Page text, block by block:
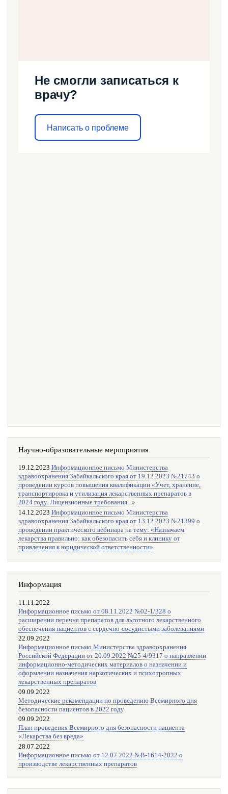
Не смогли записаться к
врачу?
Написать о проблеме
Научно-образовательные мероприятия
19.12.2023 Информационное письмо Министерства
здравоохранения Забайкальского края от 19.12.2023 №21743 о
проведении курсов повышения квалификации «Учет, хранение,
транспортировка и утилизация лекарственных препаратов в
2024 году. Лицензионные требования...»
14.12.2023 Информационное письмо Министерства
здравоохранения Забайкальского края от 13.12.2023 №21399 о
проведении практического вебинара на тему: «Назначаем
лекарства правильно: как обезопасить себя и клинику от
привлечения к юридической ответственности»
Информация
11.11.2022
Информационное письмо от 08.11.2022 №02-1/328 о
расширении перечня препаратов для льготного лекарственного
обеспечения пациентов с сердечно-сосудистыми заболеваниями
22.09.2022
Информационное письмо Министерства здравоохранения
Российской Федерации от 20.09.2022 №25-4/9317 о направлении
информационно-методических материалов о назначении и
оформлении назначения наркотических и психотропных
лекарственных препаратов
09.09.2022
Методические рекомендации по проведению Всемирного дня
безопасности пациентов в 2022 году
09.09.2022
План проведения Всемирного дня безопасности пациента
«Лекарства без вреда»
28.07.2022
Информационное письмо от 12.07.2022 №В-1614-2022 о
производстве лекарственных препаратов